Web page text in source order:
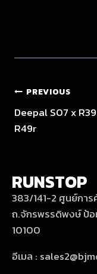
PREVIOUS
Deepal S07 x
R49r
RUNSTOP
383/141-2 ศูนย์การ
ถ.จักรพรรดิพงษ์ ป้
10100
อีเมล :